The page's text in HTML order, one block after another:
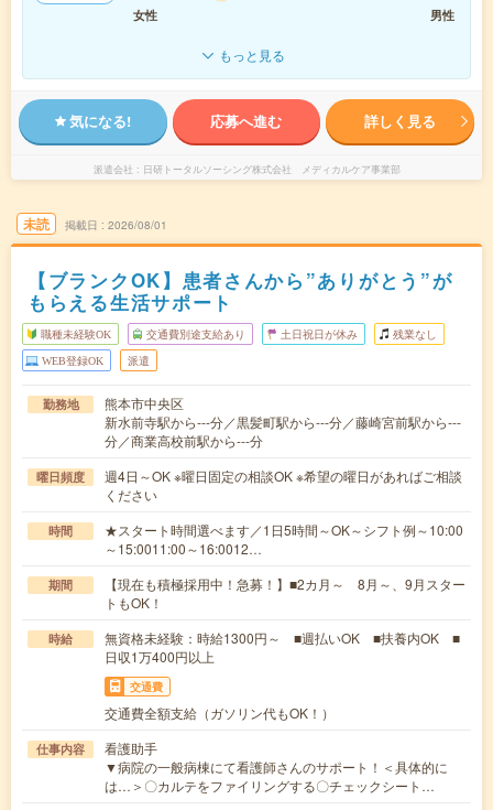
女性
男性
もっと見る
気になる! 応募へ進む 詳しく見る
派遣会社 日研トータルソーシング株式会社 メディカルケア事業部
未読 掲載日 2026/08/01
【ブランクOK】患者さんから”ありがとう”が
もらえる生活サポート
職種未経験OK 交通費別途支給あり 土日祝日が休み 残業なし
WEB登録OK 派遣
勤務地
熊本市中央区
新水前寺駅から---分／黒髪町駅から---分／藤崎宮前駅から---
分／商業高校前駅から---分
曜日頻度
週4日～OK ※曜日固定の相談OK ※希望の曜日があればご相談
ください
時間
★スタート時間選べます／1日5時間～OK～シフト例～10:00
～15:0011:00～16:0012…
期間
【現在も積極採用中！急募！】■2カ月～ 8月～、9月スター
トもOK！
時給
無資格未経験：時給1300円～ ■週払いOK ■扶養内OK ■
日収1万400円以上
交通費
交通費全額支給（ガソリン代もOK！）
仕事内容
看護助手
▼病院の一般病棟にて看護師さんのサポート！＜具体的に
は…＞〇カルテをファイリングする〇チェックシート…